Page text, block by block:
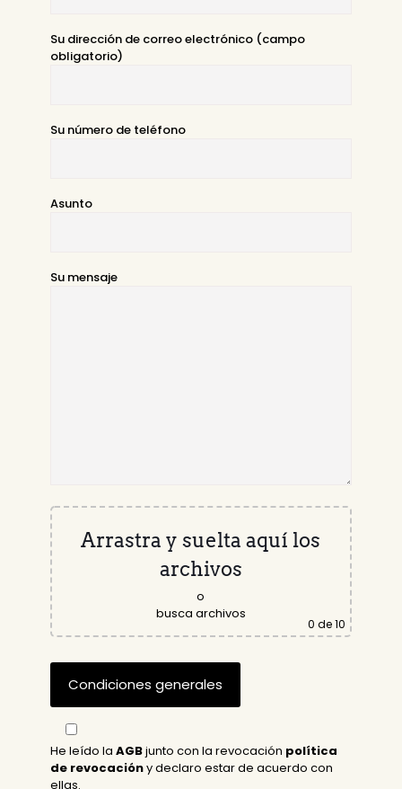
Su dirección de correo electrónico (campo
obligatorio)
Su número de teléfono
Asunto
Su mensaje
Arrastra y suelta aquí los
archivos
o
busca archivos
0 de 10
He leído laAGBjunto con la revocación política
de revocacióny declaro estar de acuerdo con
ellas.